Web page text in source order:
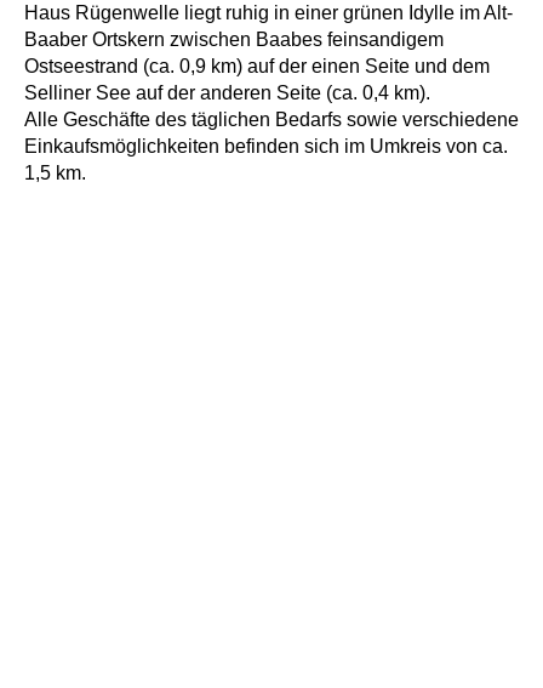
Haus Rügenwelle liegt ruhig in einer grünen Idylle im Alt-
Baaber Ortskern zwischen Baabes feinsandigem
Ostseestrand (ca. 0,9 km) auf der einen Seite und dem
Selliner See auf der anderen Seite (ca. 0,4 km).
Alle Geschäfte des täglichen Bedarfs sowie verschiedene
Einkaufsmöglichkeiten befinden sich im Umkreis von ca.
1,5 km.